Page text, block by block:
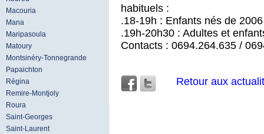
Macouria
Mana
Maripasoula
Matoury
Montsinéry-Tonnegrande
Papaichton
Régina
Remire-Montjoly
Roura
Saint-Georges
Saint-Laurent
habituels :
.18-19h : Enfants nés de
.19h-20h30 : Adultes et
Contacts : 0694.264.635 /
Retour aux